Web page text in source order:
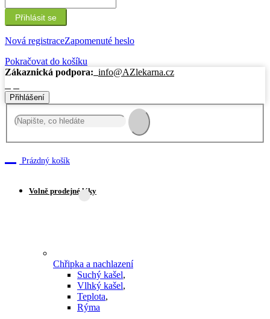
Přihlásit se
Nová registraceZapomenuté heslo
Pokračovat do košíku
Zákaznická podpora: info@AZlekarna.cz
Přihlášení
košík
Prázdný košík
Volně prodejné léky
Chřipka a nachlazení
Suchý kašel,
Vlhký kašel,
Teplota,
Rýma